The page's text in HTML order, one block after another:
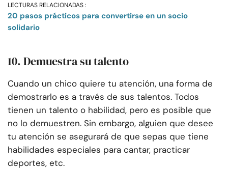
LECTURAS RELACIONADAS :
20 pasos prácticos para convertirse en un socio
solidario
10. Demuestra su talento
Cuando un chico quiere tu atención, una forma de
demostrarlo es a través de sus talentos. Todos
tienen un talento o habilidad, pero es posible que
no lo demuestren. Sin embargo, alguien que desee
tu atención se asegurará de que sepas que tiene
habilidades especiales para cantar, practicar
deportes, etc.